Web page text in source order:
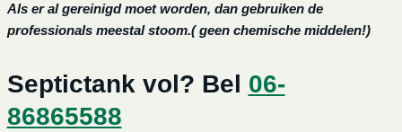
Als er al gereinigd moet worden, dan gebruiken de
professionals meestal stoom.( geen chemische middelen!)
Septictank vol? Bel 06-
86865588